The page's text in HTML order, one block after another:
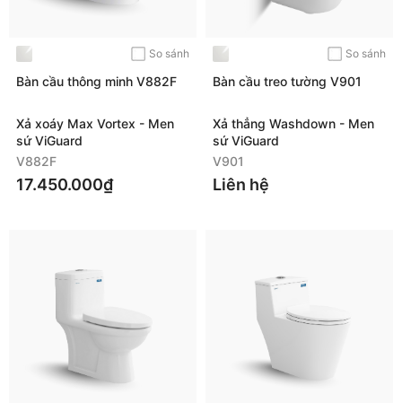
So sánh
Bàn cầu thông minh V882F
Xả xoáy Max Vortex - Men
sứ ViGuard
V882F
17.450.000₫
So sánh
Bàn cầu treo tường V901
Xả thẳng Washdown - Men
sứ ViGuard
V901
Liên hệ